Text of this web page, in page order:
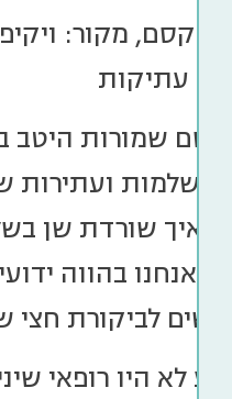
קסם, מקור:
עתיקות
קסם שמורות
כשאנחנו בהווה
לביקורת חצי
לא היו רופאי